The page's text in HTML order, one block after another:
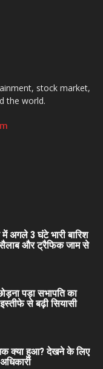
stock market,
the world.
3 घंटे भारी बारिश
और ट्रैफिक जाम से
पड़ा सभापति का
से बढ़ी सियासी
क्या हुआ? देखने के लिए